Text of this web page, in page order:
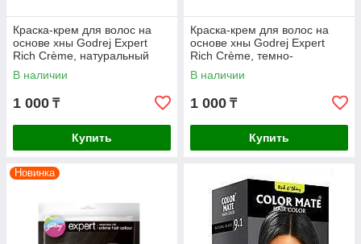
Краска-крем для волос на
основе хны Godrej Expert
Rich Crème, натуральный
коричневый (natural brown)
В наличии
1 000 ₸
Купить
Краска-крем для волос на
основе хны Godrej Expert
Rich Crème, темно-
коричневая (dark brown)
В наличии
1 000 ₸
Купить
Новинка